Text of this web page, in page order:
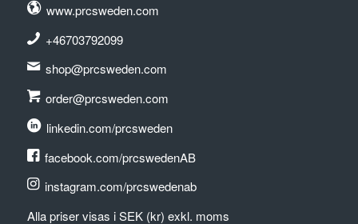
www.prcsweden.com
+46703792099
shop@prcsweden.com
order@prcsweden.com
linkedin.com/prcsweden
facebook.com/prcswedenAB
instagram.com/prcswedenab
Alla priser visas i SEK (kr) exkl. moms